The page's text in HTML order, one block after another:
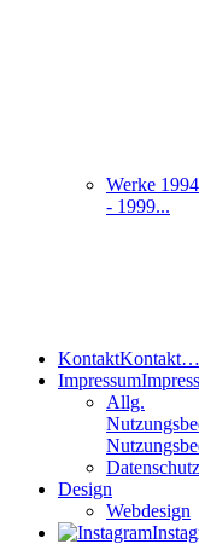
Werke
- 1999...
KontaktKontakt…
Impressum
Allg.
Design
Webdesign